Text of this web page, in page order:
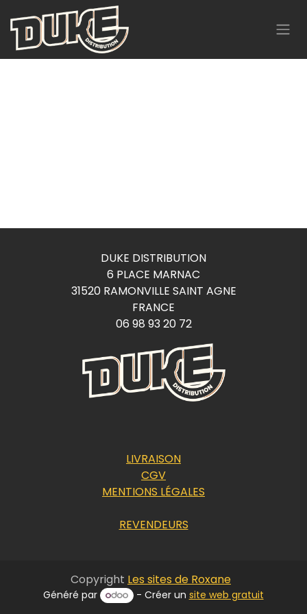
Se rendre au contenu
DUKE DISTRIBUTION
6 PLACE MARNAC
31520 RAMONVILLE SAINT AGNE
FRANCE
06 98 93 20 72
LIVRAISON
CGV
MENTIONS LÉGALES
REVENDEURS
Copyright Les sites de Roxane
Généré par - Créer un site web gratuit